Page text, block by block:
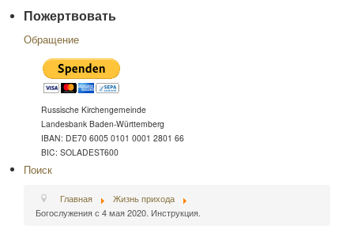
Пожертвовать
Обращение
Russische Kirchengemeinde
Landesbank Baden-Württemberg
IBAN: DE70 6005 0101 0001 2801 66
BIC: SOLADEST600
Поиск
Главная
Жизнь прихода
Богослужения с 4 мая 2020. Инструкция.